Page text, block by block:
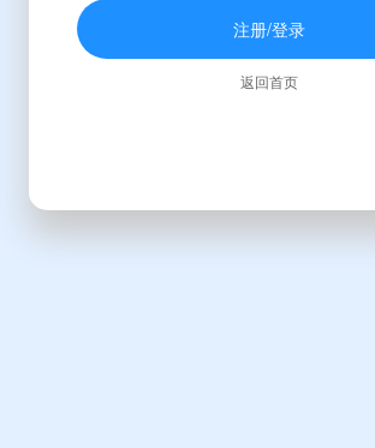
注册/登录
返回首页